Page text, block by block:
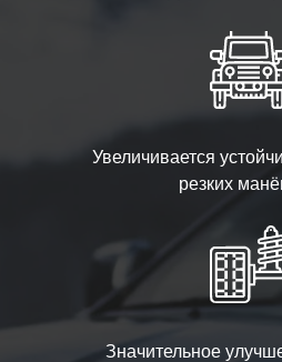
Увеличивается
резких
Значительное